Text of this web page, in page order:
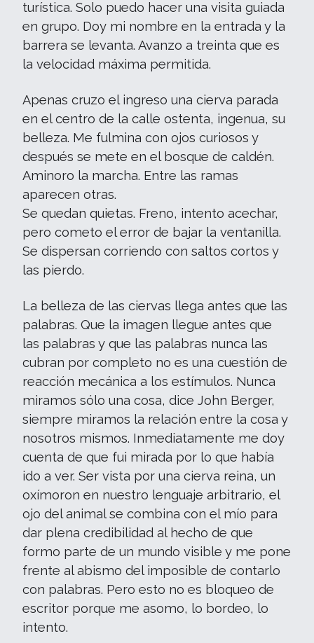
turística. Solo puedo hacer una visita guiada
en grupo. Doy mi nombre en la entrada y la
barrera se levanta. Avanzo a treinta que es
la velocidad máxima permitida.
Apenas cruzo el ingreso una cierva parada
en el centro de la calle ostenta, ingenua, su
belleza. Me fulmina con ojos curiosos y
después se mete en el bosque de caldén.
Aminoro la marcha. Entre las ramas
aparecen otras.
Se quedan quietas. Freno, intento acechar,
pero cometo el error de bajar la ventanilla.
Se dispersan corriendo con saltos cortos y
las pierdo.
La belleza de las ciervas llega antes que las
palabras. Que la imagen llegue antes que
las palabras y que las palabras nunca las
cubran por completo no es una cuestión de
reacción mecánica a los estímulos. Nunca
miramos sólo una cosa, dice John Berger,
siempre miramos la relación entre la cosa y
nosotros mismos. Inmediatamente me doy
cuenta de que fui mirada por lo que había
ido a ver. Ser vista por una cierva reina, un
oxímoron en nuestro lenguaje arbitrario, el
ojo del animal se combina con el mío para
dar plena credibilidad al hecho de que
formo parte de un mundo visible y me pone
frente al abismo del imposible de contarlo
con palabras. Pero esto no es bloqueo de
escritor porque me asomo, lo bordeo, lo
intento.